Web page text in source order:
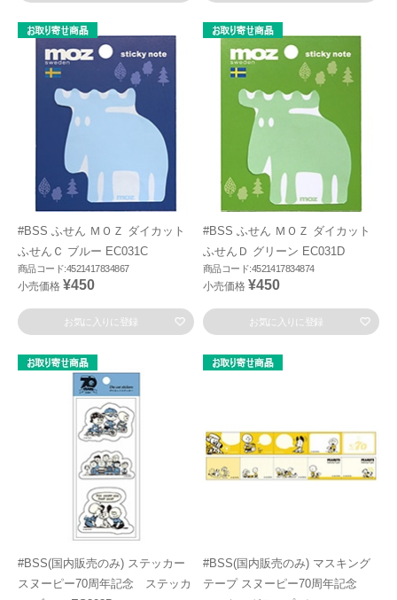
#BSS ふせん ＭＯＺ ダイカット
ふせんＣ ブルー EC031C
商品コード:4521417834867
小売価格 ¥450
お気に入りに登録
#BSS ふせん ＭＯＺ ダイカット
ふせんＤ グリーン EC031D
商品コード:4521417834874
小売価格 ¥450
お気に入りに登録
#BSS(国内販売のみ) ステッカー
スヌーピー70周年記念 ステッカ
#BSS(国内販売のみ) マスキング
テープ スヌーピー70周年記念